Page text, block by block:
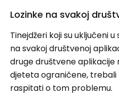
Lozinke na svakoj
Tinejdžeri koji su uključeni
na svakoj društvenoj
druge društvene aplikacije
djeteta ograničene,
raspitati o tom problemu.